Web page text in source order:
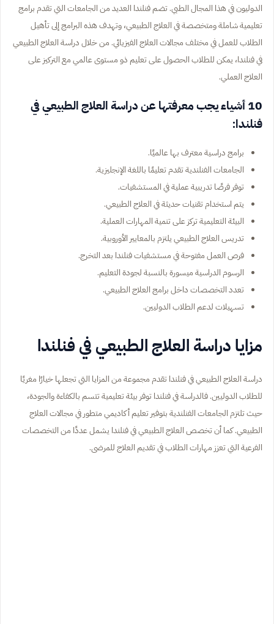
الدوليون في هذا المجال الطبي. تضم فنلندا العديد من الجامعات التي تقدم برامج
تعليمية شاملة ومتخصصة في العلاج الطبيعي، وتهدف هذه البرامج إلى تأهيل
الطلاب للعمل في مختلف مجالات العلاج الفيزيائي. من خلال دراسة العلاج الطبيعي
في فنلندا، يمكن للطلاب الحصول على تعليم ذو مستوى عالمي مع التركيز على
العلاج العملي.
10 أشياء يجب معرفتها عن دراسة العلاج الطبيعي في
فنلندا:
برامج دراسية معترف بها عالميًا.
الجامعات الفنلندية تقدم تعليمًا باللغة الإنجليزية.
توفر فرصًا تدريبية عملية في المستشفيات.
يتم استخدام تقنيات حديثة في العلاج الطبيعي.
البيئة التعليمية تركز على تنمية المهارات العملية.
تدريس العلاج الطبيعي يلتزم بالمعايير الأوروبية.
فرص العمل مفتوحة في مستشفيات فنلندا بعد التخرج.
الرسوم الدراسية ميسورة بالنسبة لجودة التعليم.
تعدد التخصصات داخل برامج العلاج الطبيعي.
تسهيلات لدعم الطلاب الدوليين.
مزايا دراسة العلاج الطبيعي في فنلندا
دراسة العلاج الطبيعي في فنلندا تقدم مجموعة من المزايا التي تجعلها خيارًا مغريًا
للطلاب الدوليين. فالدراسة في فنلندا توفر بيئة تعليمية تتسم بالكفاءة والجودة،
حيث تلتزم الجامعات الفنلندية بتوفير تعليم أكاديمي متطور في مجالات العلاج
الطبيعي. كما أن تخصص العلاج الطبيعي في فنلندا يشمل عددًا من التخصصات
الفرعية التي تعزز مهارات الطلاب في تقديم العلاج للمرضى.